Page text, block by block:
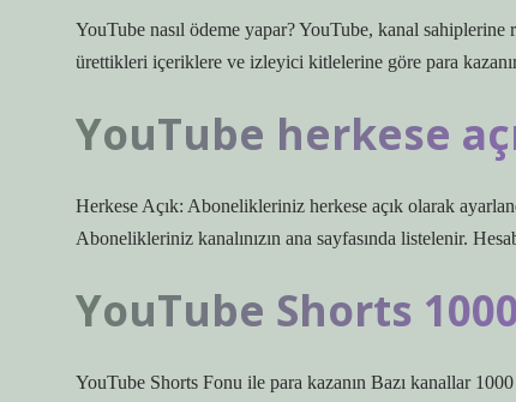
YouTube nasıl ödeme yapar? YouTube, kanal
ürettikleri içeriklere ve izleyici kitlelerine göre para
YouTube herkese
Herkese Açık: Abonelikleriniz herkese açık olarak
Abonelikleriniz kanalınızın ana sayfasında listelenir.
YouTube Shorts
YouTube Shorts Fonu ile para kazanın Bazı kanallar